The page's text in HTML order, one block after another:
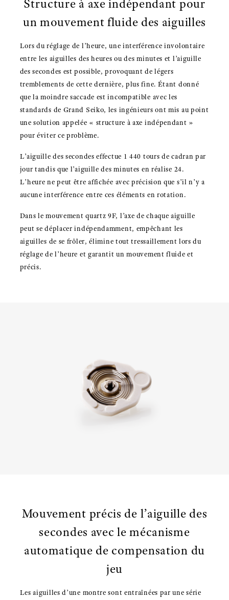
Structure à axe indépendant pour
un mouvement fluide des aiguilles
Lors du réglage de l’heure, une interférence involontaire
entre les aiguilles des heures ou des minutes et l’aiguille
des secondes est possible, provoquant de légers
tremblements de cette dernière, plus fine. Étant donné
que la moindre saccade est incompatible avec les
standards de Grand Seiko, les ingénieurs ont mis au point
une solution appelée « structure à axe indépendant »
pour éviter ce problème.
L’aiguille des secondes effectue 1 440 tours de cadran par
jour tandis que l’aiguille des minutes en réalise 24.
L’heure ne peut être affichée avec précision que s’il n’y a
aucune interférence entre ces éléments en rotation.
Dans le mouvement quartz 9F, l’axe de chaque aiguille
peut se déplacer indépendamment, empêchant les
aiguilles de se frôler, élimine tout tressaillement lors du
réglage de l’heure et garantit un mouvement fluide et
précis.
Mouvement précis de l’aiguille des
secondes avec le mécanisme
automatique de compensation du
jeu
Les aiguilles d’une montre sont entraînées par une série